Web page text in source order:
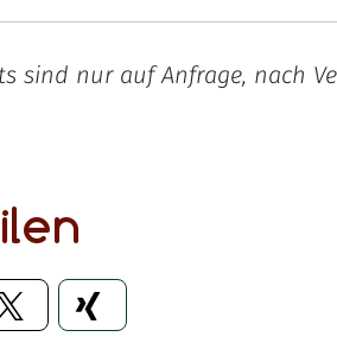
sind nur auf Anfrage, nach
zu